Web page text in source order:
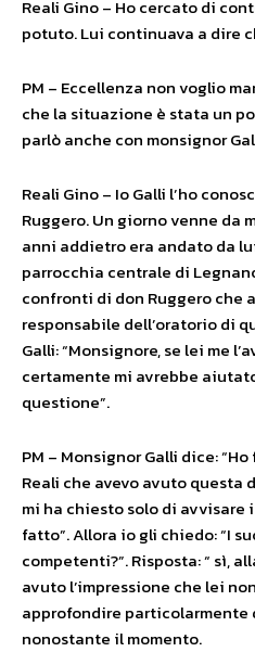
Reali Gino – Ho cercato di
potuto. Lui continuava a dire
PM – Eccellenza non voglio
che la situazione è stata un
parlò anche con monsignor
Reali Gino – Io Galli l’ho
Ruggero. Un giorno venne da
anni addietro era andato da
parrocchia centrale di
confronti di don Ruggero che
responsabile dell’oratorio di
Galli: “Monsignore, se lei me
certamente mi avrebbe
questione”.
PM – Monsignor Galli dice:
Reali che avevo avuto questa
mi ha chiesto solo di avvisare
fatto”. Allora io gli chiedo: “I
competenti?”. Risposta: “ sì,
avuto l’impressione che lei
approfondire particolarmente
nonostante il momento.